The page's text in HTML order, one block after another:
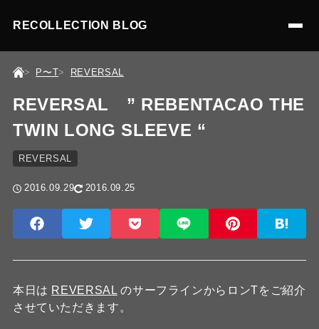
RECOLLECTION BLOG
P〜T REVERSAL
REVERSAL ” REBENTACAO THE
TWIN LONG SLEEVE “
REVERSAL
2016.09.29 2016.09.25
本日は REVERSAL のサーフラインからロンTをご紹介
させていただきます。